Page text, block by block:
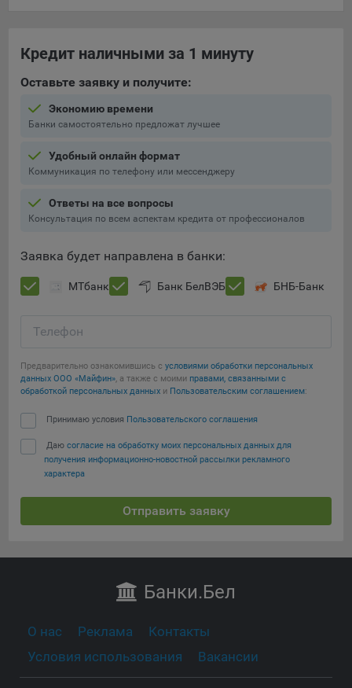
Кредит наличными за 1 минуту
Оставьте заявку и получите:
Экономию времени
Банки самостоятельно предложат лучшее
Удобный онлайн формат
Коммуникация по телефону или мессенджеру
Ответы на все вопросы
Консультация по всем аспектам кредита от профессионалов
Заявка будет направлена в банки:
МТбанк Банк БелВЭБ БНБ-Банк
Телефон
Предварительно ознакомившись с условиями обработки персональных
данных ООО «Майфин», а также с моими правами, связанными с
обработкой персональных данных и Пользовательским соглашением:
Принимаю условия Пользовательского соглашения
Даю согласие на обработку моих персональных данных для
получения информационно-новостной рассылки рекламного
характера
Отправить заявку
Банки.Бел
О нас Реклама
Контакты
Условия использования
Вакансии